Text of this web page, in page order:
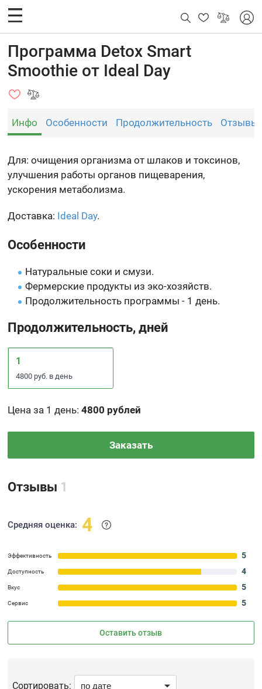
Программа Detox Smart
Smoothie от Ideal Day
Инфо Особенности Продолжительность Отзывы
Для: очищения организма от шлаков и токсинов,
улучшения работы органов пищеварения,
ускорения метаболизма.
Доставка: Ideal Day.
Особенности
Натуральные соки и смузи.
Фермерские продукты из эко-хозяйств.
Продолжительность программы - 1 день.
Продолжительность, дней
1
4800 руб. в день
Цена за 1 день:4800 рублей
Заказать
Отзывы 1
Средняя оценка: 4
Эффективность 5
Доступность 4
Вкус 5
Сервис 5
Оставить отзыв
Сортировать: